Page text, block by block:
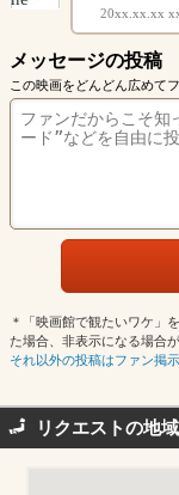
20xx.xx.xx
メッセージの投稿
この映画をどんどん広めて
＊「映画館で観たいワケ」
た場合、非表示になる場合
それ以外の投稿はファン掲
リクエストの地